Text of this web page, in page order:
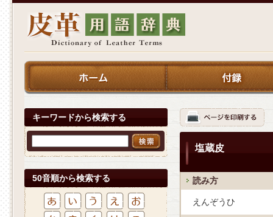
キーワードから検索する
50音順から検索する
塩蔵皮
読み方
えんぞうひ